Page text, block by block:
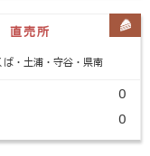
直売所
・土浦・守谷・県南
0
0